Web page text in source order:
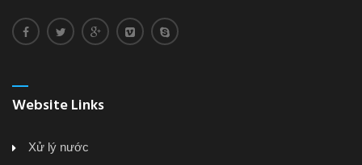
Website Links
Xử lý nước